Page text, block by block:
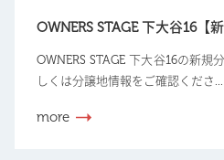
OWNERS STAGE 下大谷16【
OWNERS STAGE 下大谷16の新規
しくは分譲地情報をご確認くださ...
more